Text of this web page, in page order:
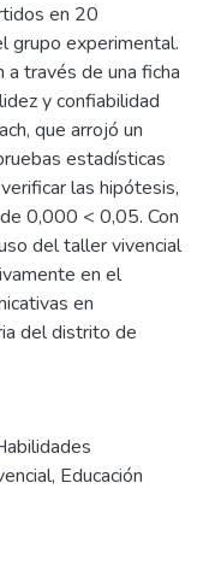
en 20
grupo experimental.
través de una ficha
y confiabilidad
que arrojó un
estadísticas
las hipótesis,
0,000 < 0,05. Con
del taller vivencial
en el
en
del distrito de
, Educación